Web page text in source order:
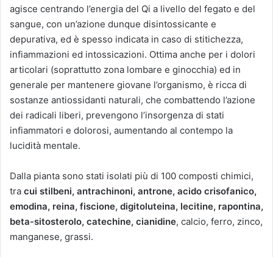
agisce centrando l’energia del Qi a livello del fegato e del
sangue, con un’azione dunque disintossicante e
depurativa, ed è spesso indicata in caso di stitichezza,
infiammazioni ed intossicazioni. Ottima anche per i dolori
articolari (soprattutto zona lombare e ginocchia) ed in
generale per mantenere giovane l’organismo, è ricca di
sostanze antiossidanti naturali, che combattendo l’azione
dei radicali liberi, prevengono l’insorgenza di stati
infiammatori e dolorosi, aumentando al contempo la
lucidità mentale.
Dalla pianta sono stati isolati più di 100 composti chimici,
tra cui stilbeni, antrachinoni, antrone, acido crisofanico,
emodina, reina, fiscione, digitoluteina, lecitine, rapontina,
beta-sitosterolo, catechine, cianidine, calcio, ferro, zinco,
manganese, grassi.